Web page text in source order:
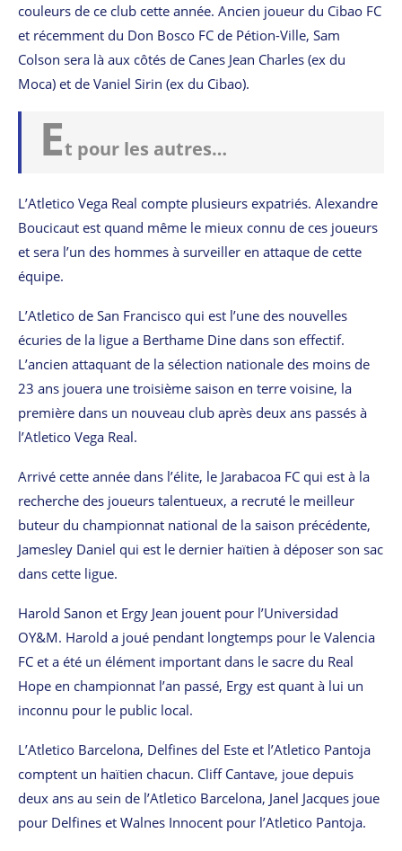
couleurs de ce club cette année. Ancien joueur du Cibao FC
et récemment du Don Bosco FC de Pétion-Ville, Sam
Colson sera là aux côtés de Canes Jean Charles (ex du
Moca) et de Vaniel Sirin (ex du Cibao).
Et pour les autres…
L’Atletico Vega Real compte plusieurs expatriés. Alexandre
Boucicaut est quand même le mieux connu de ces joueurs
et sera l’un des hommes à surveiller en attaque de cette
équipe.
L’Atletico de San Francisco qui est l’une des nouvelles
écuries de la ligue a Berthame Dine dans son effectif.
L’ancien attaquant de la sélection nationale des moins de
23 ans jouera une troisième saison en terre voisine, la
première dans un nouveau club après deux ans passés à
l’Atletico Vega Real.
Arrivé cette année dans l’élite, le Jarabacoa FC qui est à la
recherche des joueurs talentueux, a recruté le meilleur
buteur du championnat national de la saison précédente,
Jamesley Daniel qui est le dernier haïtien à déposer son sac
dans cette ligue.
Harold Sanon et Ergy Jean jouent pour l’Universidad
OY&M. Harold a joué pendant longtemps pour le Valencia
FC et a été un élément important dans le sacre du Real
Hope en championnat l’an passé, Ergy est quant à lui un
inconnu pour le public local.
L’Atletico Barcelona, Delfines del Este et l’Atletico Pantoja
comptent un haïtien chacun. Cliff Cantave, joue depuis
deux ans au sein de l’Atletico Barcelona, Janel Jacques joue
pour Delfines et Walnes Innocent pour l’Atletico Pantoja.